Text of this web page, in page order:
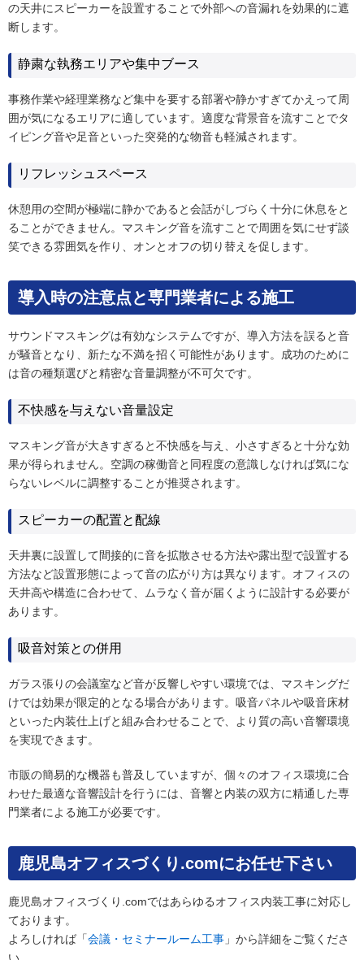
の天井にスピーカーを設置することで外部への音漏れを効果的に遮
断します。
静粛な執務エリアや集中ブース
事務作業や経理業務など集中を要する部署や静かすぎてかえって周
囲が気になるエリアに適しています。適度な背景音を流すことでタ
イピング音や足音といった突発的な物音も軽減されます。
リフレッシュスペース
休憩用の空間が極端に静かであると会話がしづらく十分に休息をと
ることができません。マスキング音を流すことで周囲を気にせず談
笑できる雰囲気を作り、オンとオフの切り替えを促します。
導入時の注意点と専門業者による施工
サウンドマスキングは有効なシステムですが、導入方法を誤ると音
が騒音となり、新たな不満を招く可能性があります。成功のために
は音の種類選びと精密な音量調整が不可欠です。
不快感を与えない音量設定
マスキング音が大きすぎると不快感を与え、小さすぎると十分な効
果が得られません。空調の稼働音と同程度の意識しなければ気にな
らないレベルに調整することが推奨されます。
スピーカーの配置と配線
天井裏に設置して間接的に音を拡散させる方法や露出型で設置する
方法など設置形態によって音の広がり方は異なります。オフィスの
天井高や構造に合わせて、ムラなく音が届くように設計する必要が
あります。
吸音対策との併用
ガラス張りの会議室など音が反響しやすい環境では、マスキングだ
けでは効果が限定的となる場合があります。吸音パネルや吸音床材
といった内装仕上げと組み合わせることで、より質の高い音響環境
を実現できます。
市販の簡易的な機器も普及していますが、個々のオフィス環境に合
わせた最適な音響設計を行うには、音響と内装の双方に精通した専
門業者による施工が必要です。
鹿児島オフィスづくり.comにお任せ下さい
鹿児島オフィスづくり.comではあらゆるオフィス内装工事に対応し
ております。
よろしければ「会議・セミナールーム工事 」から詳細をご覧くださ